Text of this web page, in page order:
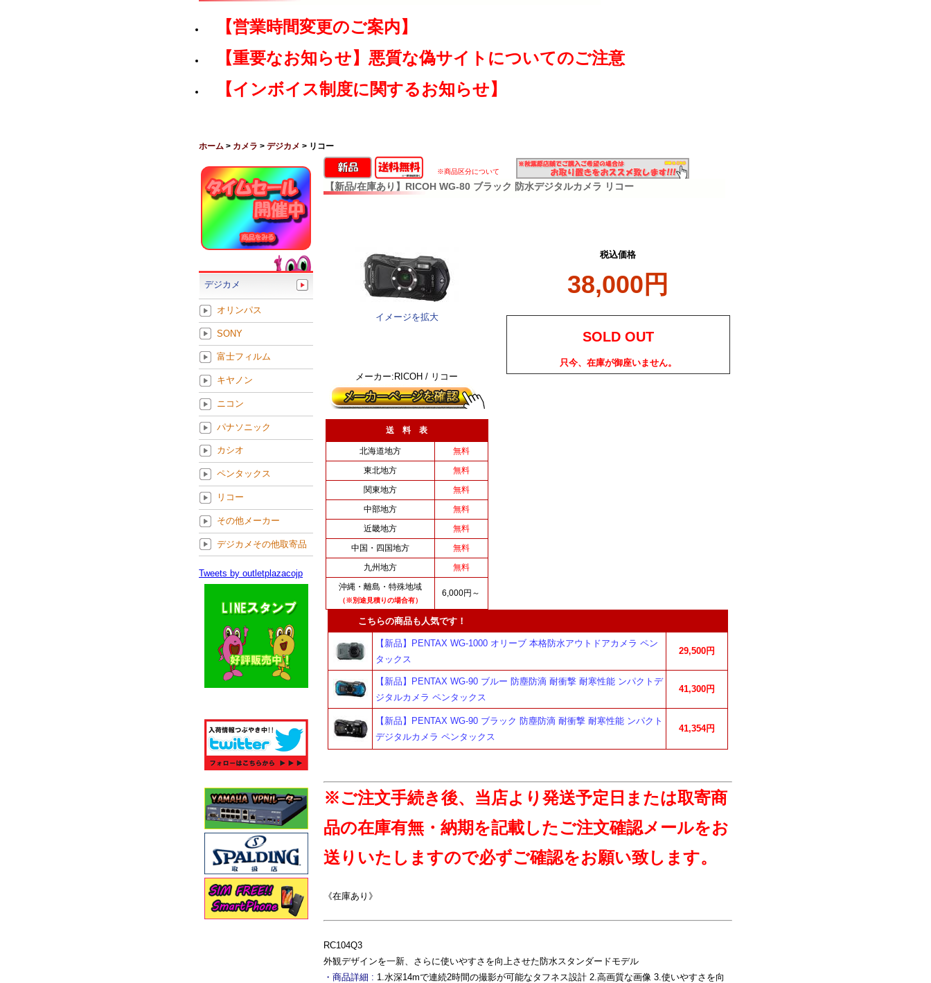
【営業時間変更のご案内】
【重要なお知らせ】悪質な偽サイトについてのご注意
【インボイス制度に関するお知らせ】
ホーム > カメラ > デジカメ > リコー
※商品区分について
【新品/在庫あり】RICOH WG-80 ブラック 防水デジタルカメラ リコー
イメージを拡大
メーカー:RICOH / リコー
送 料 表
北海道地方
無料
東北地方
無料
関東地方
無料
中部地方
無料
近畿地方
無料
中国・四国地方
無料
九州地方
無料
沖縄・離島・特殊地域
（※別途見積りの場合有）
6,000円～
税込価格
38,000円
SOLD OUT
只今、在庫が御座いません。
こちらの商品も人気です！
【新品】PENTAX WG-1000 オリーブ 本格防水アウトドアカメラ ペン
タックス
29,500円
【新品】PENTAX WG-90 ブルー 防塵防滴 耐衝撃 耐寒性能 ンパクトデ
ジタルカメラ ペンタックス
41,300円
【新品】PENTAX WG-90 ブラック 防塵防滴 耐衝撃 耐寒性能 ンパクト
デジタルカメラ ペンタックス
41,354円
※ご注文手続き後、当店より発送予定日または取寄商
品の在庫有無・納期を記載したご注文確認メールをお
送りいたしますので必ずご確認をお願い致します。
《在庫あり》
RC104Q3
外観デザインを一新、さらに使いやすさを向上させた防水スタンダードモデル
・商品詳細 : 1.水深14mで連続2時間の撮影が可能なタフネス設計 2.高画質な画像 3.使いやすさを向
デジカメ
オリンパス
SONY
富士フィルム
キヤノン
ニコン
パナソニック
カシオ
ペンタックス
リコー
その他メーカー
デジカメその他取寄品
Tweets by outletplazacojp